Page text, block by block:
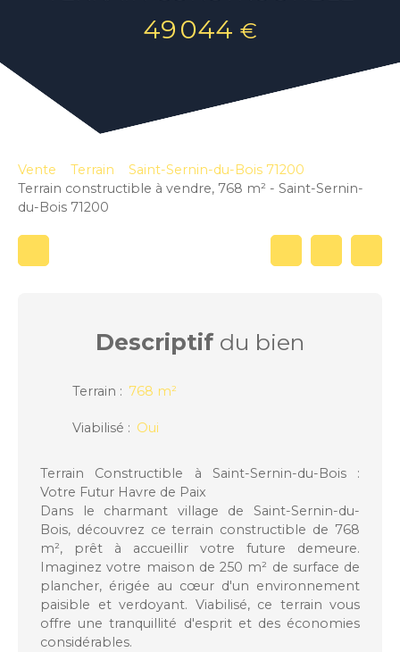
49 044 €
Vente Terrain
Saint-Sernin-du-Bois 71200
Terrain constructible à vendre, 768 m² - Saint-Sernin-
du-Bois 71200
Descriptifdu bien
Terrain : 768 m²
Viabilisé : Oui
Terrain Constructible à Saint-Sernin-du-Bois :
Votre Futur Havre de Paix
Dans le charmant village de Saint-Sernin-du-
Bois, découvrez ce terrain constructible de 768
m², prêt à accueillir votre future demeure.
Imaginez votre maison de 250 m² de surface de
plancher, érigée au cœur d'un environnement
paisible et verdoyant. Viabilisé, ce terrain vous
offre une tranquillité d'esprit et des économies
considérables.